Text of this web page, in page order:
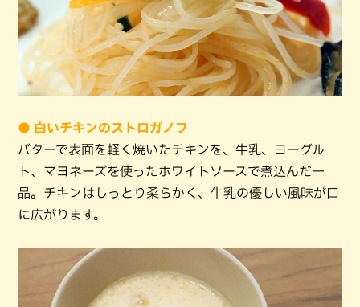
● 白いチキンのストロガノフ
バターで表面を軽く焼いたチキンを、牛乳、ヨーグル
ト、マヨネーズを使ったホワイトソースで煮込んだ一
品。チキンはしっとり柔らかく、牛乳の優しい風味が口
に広がります。